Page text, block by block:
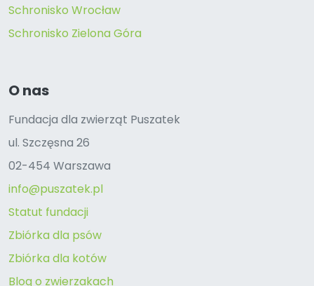
Schronisko Wrocław
Schronisko Zielona Góra
O nas
Fundacja dla zwierząt Puszatek
ul. Szczęsna 26
02-454 Warszawa
info@puszatek.pl
Statut fundacji
Zbiórka dla psów
Zbiórka dla kotów
Blog o zwierzakach